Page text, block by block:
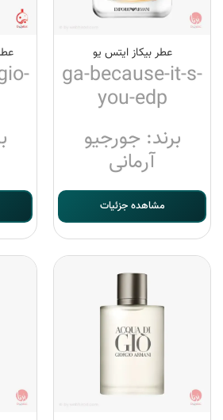
عطر بیکاز ایتس یو
ga-because-it-s-
you-edp
برند: جورجیو
آرمانی
مشاهده جزئیات